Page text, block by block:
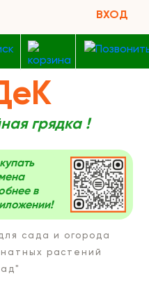
ВХОД
грядка !
в
сада и огорода
растений